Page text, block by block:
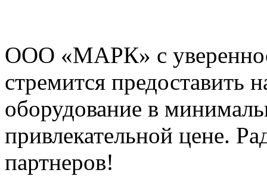
ООО «МАРК» с
стремится предоставить
оборудование в
привлекательной цене.
партнеров!